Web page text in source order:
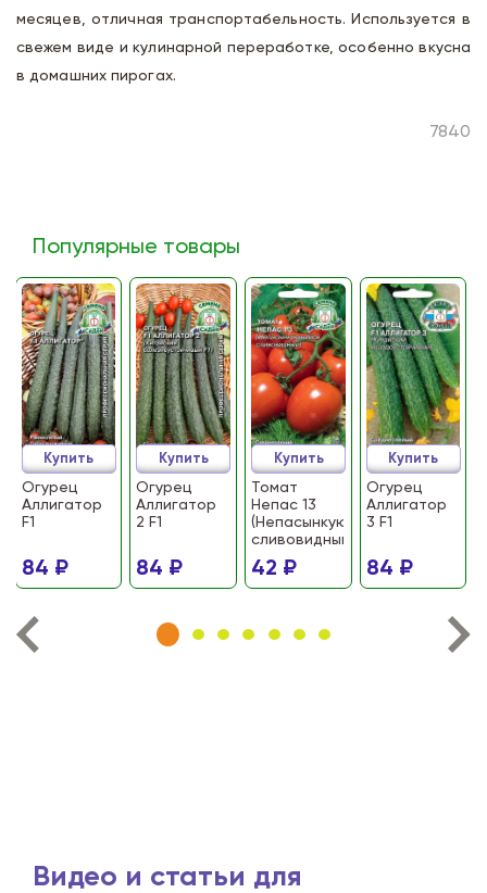
месяцев, отличная транспортабельность. Используется в
свежем виде и кулинарной переработке, особенно вкусна
в домашних пирогах.
7840
Популярные товары
Огурец
Аллигатор
F1
84 ₽
Купить
Огурец
Аллигатор
2 F1
84 ₽
Купить
Томат
Непас 13
(Непасынкующийся
сливовидный)
42 ₽
Купить
Огурец
Аллигатор
3 F1
84 ₽
Купить
Видео и статьи для